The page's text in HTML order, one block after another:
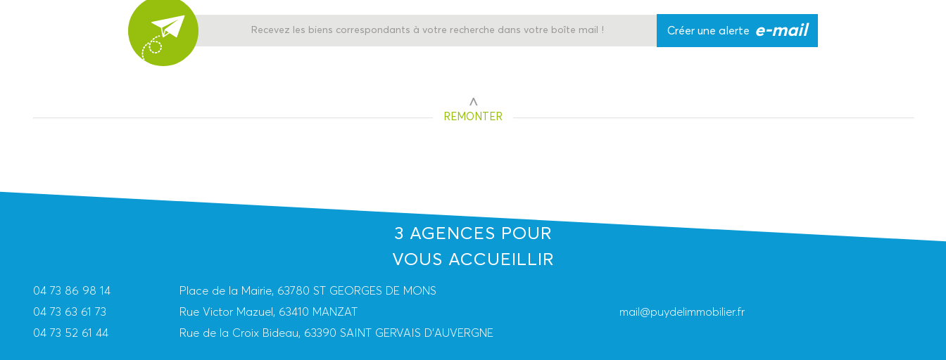
Recevez les biens correspondants à votre recherche dans votre boîte mail ! Créer une alerte e-mail
REMONTER
3 AGENCES POUR
VOUS ACCUEILLIR
04 73 86 98 14
Place de la Mairie, 63780 ST GEORGES DE MONS
04 73 63 61 73
Rue Victor Mazuel, 63410 MANZAT
mail@puydelimmobilier.fr
04 73 52 61 44
Rue de la Croix Bideau, 63390 SAINT GERVAIS D'AUVERGNE